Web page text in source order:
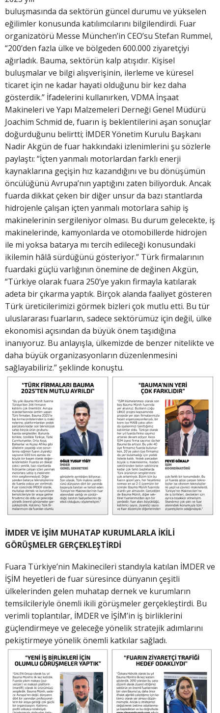
buluşmasında da sektörün güncel durumu ve yükselen
eğilimler konusunda katılımcılarını bilgilendirdi. Fuar
organizatörü Messe München’in CEO’su Stefan Rummel,
“200’den fazla ülke ve bölgeden 600.000 ziyaretçiyi
ağırladık. Bauma, sektörün kalp atışıdır. Kişisel
buluşmalar ve bilgi alışverişinin, ilerleme ve küresel
ticaret için ne kadar hayati olduğunu bir kez daha
gösterdik.” İfadelerini kullanırken, VDMA İnşaat
Makineleri ve Yapı Malzemeleri Derneği Genel Müdürü
Joachim Schmid de, fuarın iş beklentilerini aşan sonuçlar
doğurduğunu belirtti; İMDER Yönetim Kurulu Başkanı
Nadir Akgün de fuar hakkındaki izlenimlerini şu sözlerle
paylaştı: “İçten yanmalı motorlardan farklı enerji
kaynaklarına geçişin hız kazandığını ve bu dönüşümün
öncülüğünü Avrupa’nın yaptığını zaten biliyorduk. Ancak
fuarda dikkat çeken bir diğer unsur da bazı stantlarda
hidrojenle çalışan içten yanmalı motorlara sahip iş
makinelerinin sergileniyor olması. Bu durum gelecekte, iş
makinelerinde, kamyonlarda ve otomobillerde hidrojen
ile mi yoksa batarya mı tercih edileceği konusundaki
ikilemin hâlâ sürdüğünü gösteriyor.” Türk firmalarının
fuardaki güçlü varlığının önemine de değinen Akgün,
“Türkiye olarak fuara 250’ye yakın firmayla katılarak
adeta bir çıkarma yaptık. Birçok alanda faaliyet gösteren
Türk üreticilerimizi görmek bizleri çok mutlu etti. Bu tür
uluslararası fuarların, sadece sektörümüz için değil, ülke
ekonomisi açısından da büyük önem taşıdığına
inanıyoruz. Bu anlayışla, ülkemizde de benzer nitelikte ve
daha büyük organizasyonların düzenlenmesini
sağlayabiliriz.” şeklinde konuştu.
İMDER VE İŞİM MUHATAP KURUMLARLA İKİLİ
GÖRÜŞMELER GERÇEKLEŞTİRDİ
Fuara Türkiye’nin Makinecileri standıyla katılan İMDER ve
İŞİM heyetleri de fuar süresince dünyanın çeşitli
ülkelerinden gelen muhatap dernek ve kurumların
temsilcileriyle önemli ikili görüşmeler gerçekleştirdi. Bu
verimli toplantılar, İMDER ve İŞİM’in iş birliklerini
güçlendirmeye ve geleceğe yönelik stratejik adımlarını
pekiştirmeye yönelik önemli katkılar sağladı.